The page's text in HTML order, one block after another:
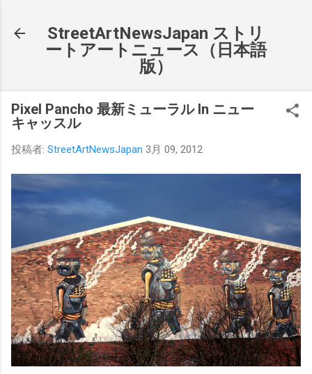
StreetArtNewsJapan ストリ
ートアートニュース（日本語
版）
Pixel Pancho 最新ミューラル In ニュー
キャッスル
投稿者: StreetArtNewsJapan 3月 09, 2012